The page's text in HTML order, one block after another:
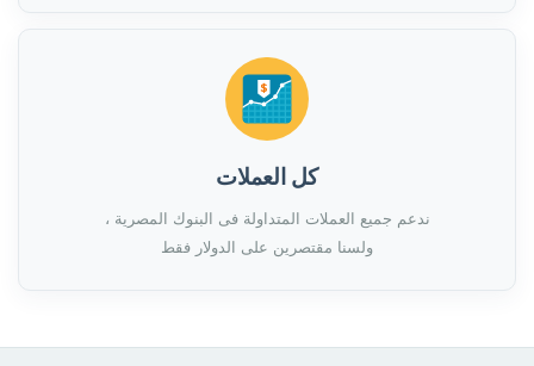
كل العملات
ندعم جميع العملات المتداولة فى البنوك المصرية ،
ولسنا مقتصرين على الدولار فقط